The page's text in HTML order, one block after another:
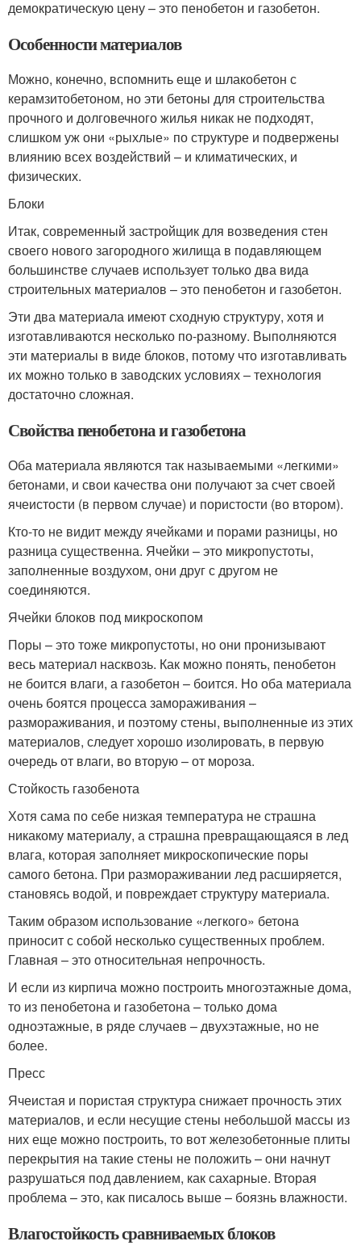
демократическую цену – это пенобетон и газобетон.
Особенности материалов
Можно, конечно, вспомнить еще и шлакобетон с
керамзитобетоном, но эти бетоны для строительства
прочного и долговечного жилья никак не подходят,
слишком уж они «рыхлые» по структуре и подвержены
влиянию всех воздействий – и климатических, и
физических.
Блоки
Итак, современный застройщик для возведения стен
своего нового загородного жилища в подавляющем
большинстве случаев использует только два вида
строительных материалов – это пенобетон и газобетон.
Эти два материала имеют сходную структуру, хотя и
изготавливаются несколько по-разному. Выполняются
эти материалы в виде блоков, потому что изготавливать
их можно только в заводских условиях – технология
достаточно сложная.
Свойства пенобетона и газобетона
Оба материала являются так называемыми «легкими»
бетонами, и свои качества они получают за счет своей
ячеистости (в первом случае) и пористости (во втором).
Кто-то не видит между ячейками и порами разницы, но
разница существенна. Ячейки – это микропустоты,
заполненные воздухом, они друг с другом не
соединяются.
Ячейки блоков под микроскопом
Поры – это тоже микропустоты, но они пронизывают
весь материал насквозь. Как можно понять, пенобетон
не боится влаги, а газобетон – боится. Но оба материала
очень боятся процесса замораживания –
размораживания, и поэтому стены, выполненные из этих
материалов, следует хорошо изолировать, в первую
очередь от влаги, во вторую – от мороза.
Стойкость газобенота
Хотя сама по себе низкая температура не страшна
никакому материалу, а страшна превращающаяся в лед
влага, которая заполняет микроскопические поры
самого бетона. При размораживании лед расширяется,
становясь водой, и повреждает структуру материала.
Таким образом использование «легкого» бетона
приносит с собой несколько существенных проблем.
Главная – это относительная непрочность.
И если из кирпича можно построить многоэтажные дома,
то из пенобетона и газобетона – только дома
одноэтажные, в ряде случаев – двухэтажные, но не
более.
Пресс
Ячеистая и пористая структура снижает прочность этих
материалов, и если несущие стены небольшой массы из
них еще можно построить, то вот железобетонные плиты
перекрытия на такие стены не положить – они начнут
разрушаться под давлением, как сахарные. Вторая
проблема – это, как писалось выше – боязнь влажности.
Влагостойкость сравниваемых блоков